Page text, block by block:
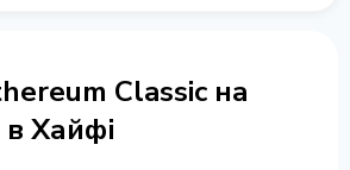
Classic на
в Хайфі